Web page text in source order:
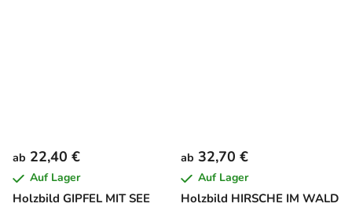
Holzbild GIPFEL MIT SEE
ab 22,40 €
Auf Lager
Holzbild HIRSCHE IM WALD
ab 32,70 €
Auf Lager